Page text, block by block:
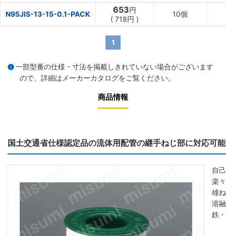
・食品製造機器及び貯蔵冷蔵庫機器の配管用。
・医療機器装置などの低温配管、高温配管用。
N95JIS-13-15-0.1-PACK 653円
( 718円 )
10個
1
一部型番の仕様・寸法を掲載しきれていない場合がございます
ので、詳細は メーカーカタログをご覧ください。
商品情報
国土交通省仕様認定品の流体用配管の継手ねじ部に対応可
自
楽
雄
溶
鉄